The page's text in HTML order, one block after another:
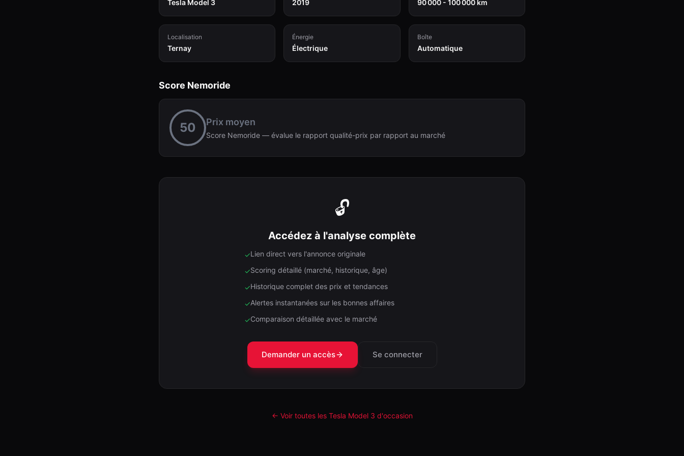
Tesla Model 3 2019 90 000 - 100 000 km
Localisation
Ternay
Énergie
Électrique
Boîte
Automatique
Score Nemoride
50 Prix moyen
Score Nemoride — évalue le rapport qualité-prix par rapport au marché
🔓
Accédez à l'analyse complète
✓Lien direct vers l'annonce originale
✓Scoring détaillé (marché, historique, âge)
✓Historique complet des prix et tendances
✓Alertes instantanées sur les bonnes affaires
✓Comparaison détaillée avec le marché
Demander un accès Se connecter
← Voir toutes les Tesla Model 3 d'occasion